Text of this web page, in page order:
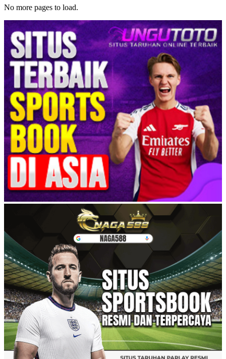
No more pages to load.